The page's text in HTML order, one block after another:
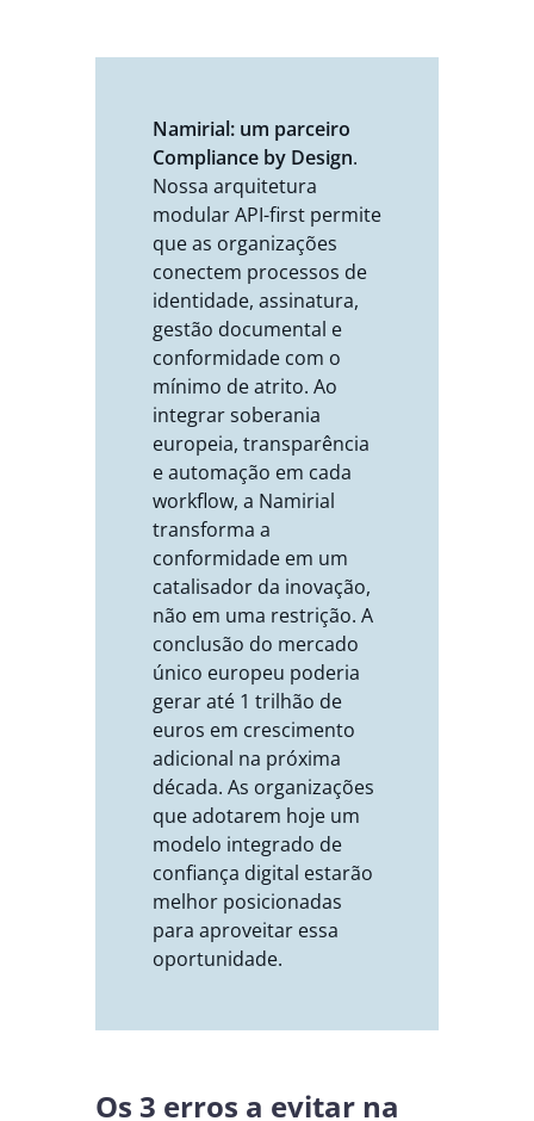
Namirial: um parceiro
Compliance by Design.
Nossa arquitetura
modular API-first permite
que as organizações
conectem processos de
identidade, assinatura,
gestão documental e
conformidade com o
mínimo de atrito. Ao
integrar soberania
europeia, transparência
e automação em cada
workflow, a Namirial
transforma a
conformidade em um
catalisador da inovação,
não em uma restrição. A
conclusão do mercado
único europeu poderia
gerar até 1 trilhão de
euros em crescimento
adicional na próxima
década. As organizações
que adotarem hoje um
modelo integrado de
confiança digital estarão
melhor posicionadas
para aproveitar essa
oportunidade.
Os 3 erros a evitar na